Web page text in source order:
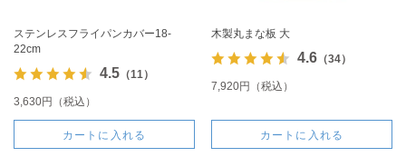
ステンレスフライパンカバー18-
22cm
4.5（11）
3,630円（税込）
カートに入れる
木製丸まな板 大
4.6（34）
7,920円（税込）
カートに入れる